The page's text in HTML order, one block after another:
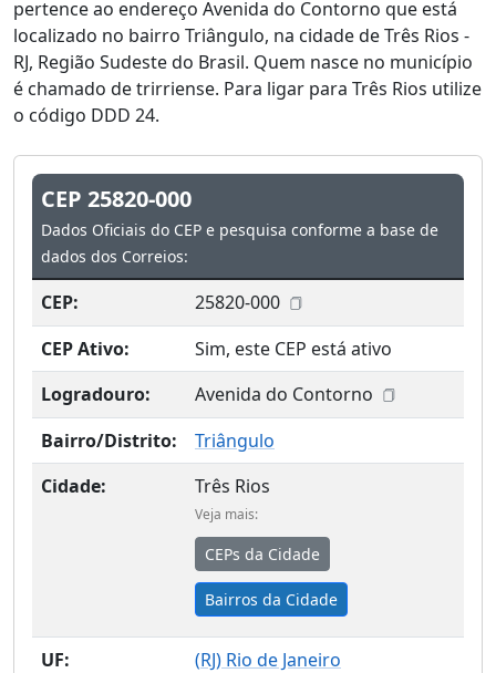
pertence ao endereço Avenida do Contorno que está
localizado no bairro Triângulo, na cidade de Três Rios -
RJ, Região Sudeste do Brasil. Quem nasce no município
é chamado de trirriense. Para ligar para Três Rios utilize
o código DDD 24.
CEP 25820-000
Dados Oficiais do CEP e pesquisa conforme a base de
dados dos Correios:
CEP:
25820-000
CEP Ativo:
Sim, este CEP está ativo
Logradouro:
Avenida do Contorno
Bairro/Distrito:
Triângulo
Cidade:
Três Rios
Veja mais:
CEPs da Cidade
Bairros da Cidade
UF: (RJ) Rio de Janeiro